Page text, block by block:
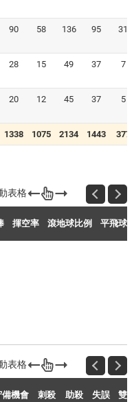
90 58 136 95 31
28 15 49 37 7
20 12 45 37 5
1338 1075 2134 1443 377
揮空率 滾地球比例 平飛球
備機會 刺殺 助殺 失誤 雙